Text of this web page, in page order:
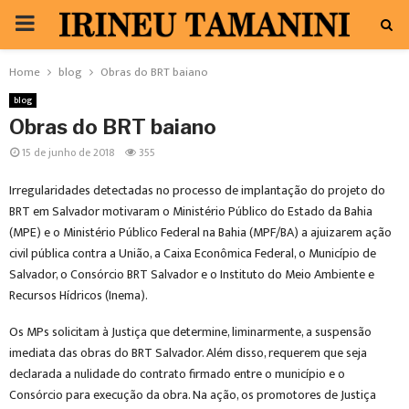
PRIMARY
MENU
Home blog Obras do BRT baiano
blog
Obras do BRT baiano
15 de junho de 2018 355
Irregularidades detectadas no processo de implantação do projeto do
BRT em Salvador motivaram o Ministério Público do Estado da Bahia
(MPE) e o Ministério Público Federal na Bahia (MPF/BA) a ajuizarem ação
civil pública contra a União, a Caixa Econômica Federal, o Município de
Salvador, o Consórcio BRT Salvador e o Instituto do Meio Ambiente e
Recursos Hídricos (Inema).
Os MPs solicitam à Justiça que determine, liminarmente, a suspensão
imediata das obras do BRT Salvador. Além disso, requerem que seja
declarada a nulidade do contrato firmado entre o município e o
Consórcio para execução da obra. Na ação, os promotores de Justiça